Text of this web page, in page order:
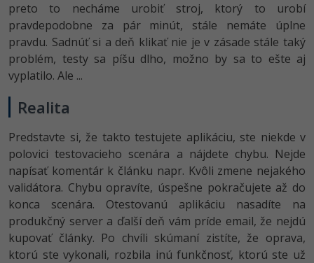
preto to necháme urobiť stroj, ktorý to urobí
pravdepodobne za pár minút, stále nemáte úplne
pravdu. Sadnúť si a deň klikať nie je v zásade stále taký
problém, testy sa píšu dlho, možno by sa to ešte aj
vyplatilo. Ale ...
Realita
Predstavte si, že takto testujete aplikáciu, ste niekde v
polovici testovacieho scenára a nájdete chybu. Nejde
napísať komentár k článku napr. Kvôli zmene nejakého
validátora. Chybu opravíte, úspešne pokračujete až do
konca scenára. Otestovanú aplikáciu nasadíte na
produkčný server a ďalší deň vám príde email, že nejdú
kupovať články. Po chvíli skúmaní zistíte, že oprava,
ktorú ste vykonali, rozbila inú funkčnosť, ktorú ste už